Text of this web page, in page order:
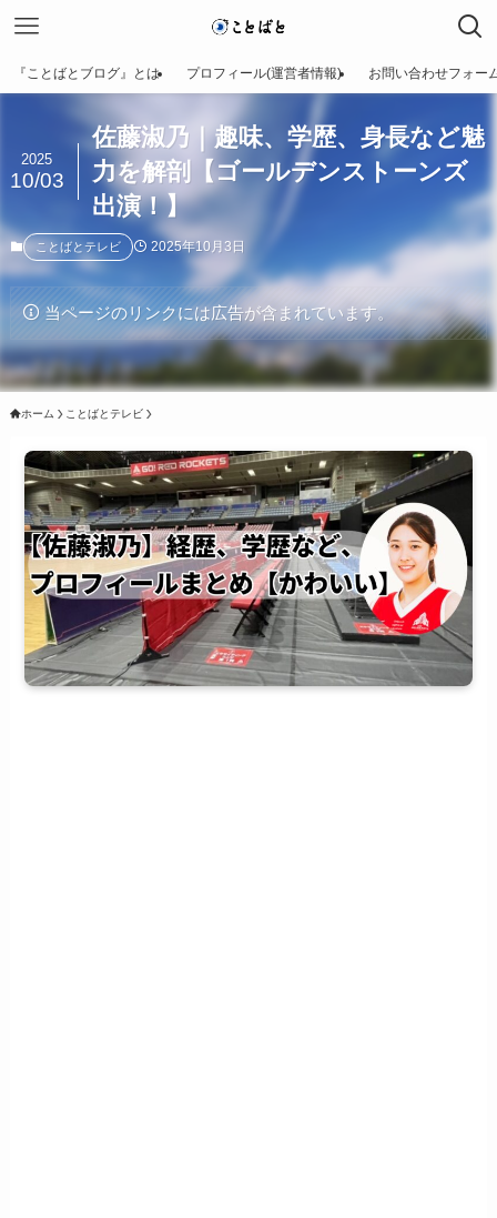
『ことばとブログ』とは プロフィール(運営者情報) お問い合わせフォー
佐藤淑乃｜趣味、学歴、身長など魅
力を解剖【ゴールデンストーンズ
出演！】
2025
10/03
ことばとテレビ 2025年10月3日
当ページのリンクには広告が含まれています。
ホーム ことばとテレビ